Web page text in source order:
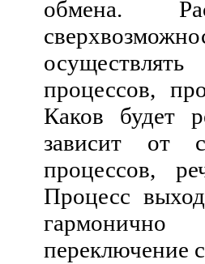
обмена.
процессов,
Каков будет
зависит от
процессов,
Процесс
гармонично
переключение